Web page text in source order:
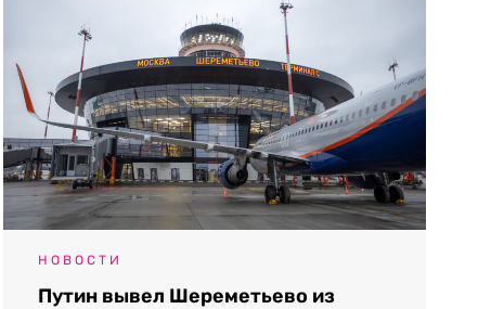
НОВОСТИ
Путин вывел Шереметьево из